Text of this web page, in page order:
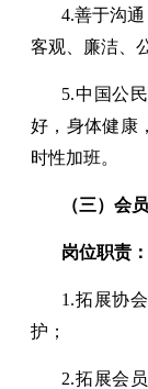
4.善于沟
客观、廉洁、
5.中国公
好，身体健康
时性加班。
（三）会
岗位职责：
1.拓展协
护；
2.拓展会